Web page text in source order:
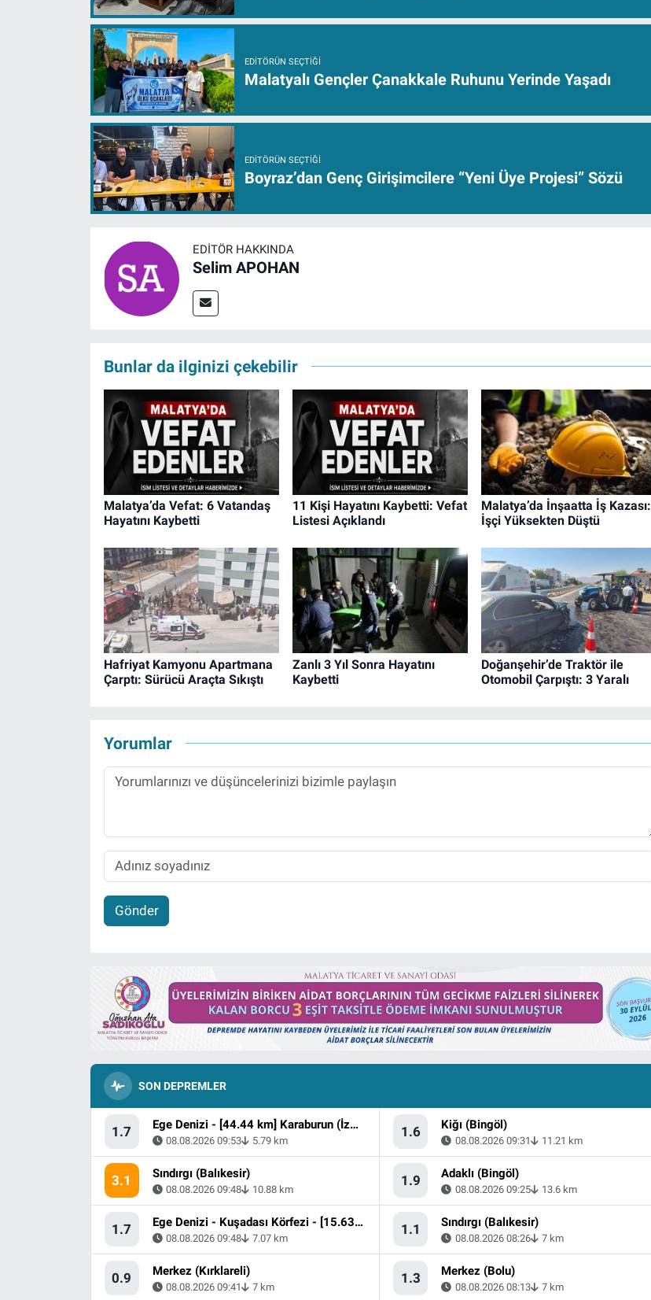
EDITÖRÜN SEÇTIĞI
Malatyalı Gençler Çanakkale Ruhunu Yerinde Yaşadı
EDITÖRÜN SEÇTIĞI
Boyraz’dan Genç Girişimcilere “Yeni Üye Projesi” Sözü
EDITÖR HAKKINDA
Selim APOHAN
Bunlar da ilginizi çekebilir
Malatya’da Vefat: 6 Vatandaş
Hayatını Kaybetti
11 Kişi Hayatını Kaybetti: Vefat
Listesi Açıklandı
Malatya’da İnşaatta İş Kazası:
İşçi Yüksekten Düştü
Hafriyat Kamyonu Apartmana
Çarptı: Sürücü Araçta Sıkıştı
Zanlı 3 Yıl Sonra Hayatını
Kaybetti
Doğanşehir’de Traktör ile
Otomobil Çarpıştı: 3 Yaralı
Yorumlar
Gönder
SON DEPREMLER
1.7 Ege Denizi - [44.44 km] Karaburun (İzmir)
08.08.2026 09:53 5.79 km
3.1 Sındırgı (Balıkesir)
08.08.2026 09:48 10.88 km
1.7 Ege Denizi - Kuşadası Körfezi - [15.63 km] Söke (Aydın)
08.08.2026 09:48 7.07 km
0.9 Merkez (Kırklareli)
08.08.2026 09:41 7 km
1.6 Kiğı (Bingöl)
08.08.2026 09:31 11.21 km
1.9 Adaklı (Bingöl)
08.08.2026 09:25 13.6 km
1.1 Sındırgı (Balıkesir)
08.08.2026 08:26 7 km
1.3 Merkez (Bolu)
08.08.2026 08:13 7 km